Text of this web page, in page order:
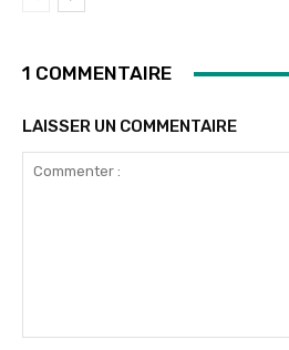
1 COMMENTAIRE
LAISSER UN COMMENTAIRE